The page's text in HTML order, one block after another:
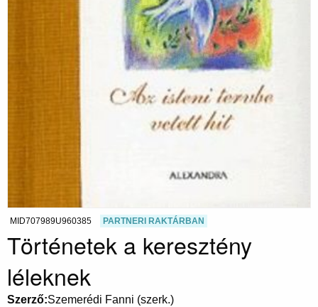
MID707989U960385 PARTNERI RAKTÁRBAN
Történetek a keresztény
léleknek
Szerző Szemerédi Fanni (szerk.)